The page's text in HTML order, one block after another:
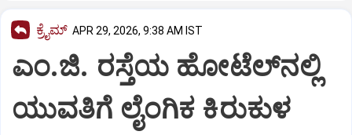
ಕ್ರೈಮ್ APR 29, 2026, 9:38 AM IST
ಎಂ.ಜಿ. ರಸ್ತೆಯ ಹೋಟೆಲ್‌ನಲ್ಲಿ
ಯುವತಿಗೆ ಲೈಂಗಿಕ ಕಿರುಕುಳ